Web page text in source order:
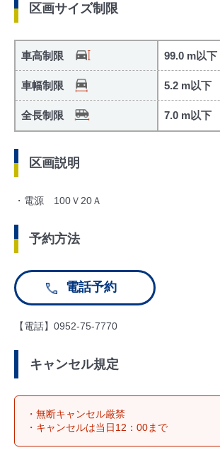
区画サイズ制限
車高制限 99.0 m以下
車幅制限 5.2 m以下
全長制限 7.0 m以下
区画説明
・電源 100Ｖ20Ａ
予約方法
電話予約
【電話】0952-75-7770
キャンセル規定
・無断キャンセル厳禁
・キャンセルは当日12：00まで